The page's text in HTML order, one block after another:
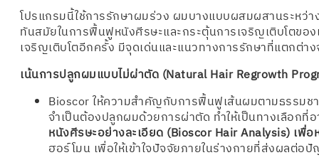
โปรแกรมนี้ใช้การรักษาผมร่วง ผมบางแบบผสมผสานระหว่
ทันสมัยในการฟื้นฟูหนังศีรษะและกระตุ้นการเจริญเติบโตข
เจริญเติบโตอีกครั้ง มีจุดเด่นและแนวทางการรักษาที่แตกต่า
เน้นการปลูกผมแบบไม่ผ่าตัด (Natural Hair Regrowth
Bioscor ให้ความสำคัญกับการฟื้นฟูเส้นผมตามธรรมช
จำเป็นต้องปลูกผมด้วยการผ่าตัด ทำให้เป็นทางเลือกที่
หนังศีรษะอย่างละเอียด (Bioscor Hair Analysis) เพื่
ฮอร์โมน เพื่อให้เข้าใจปัจจัยภายในร่างกายที่ส่งผลต่อ